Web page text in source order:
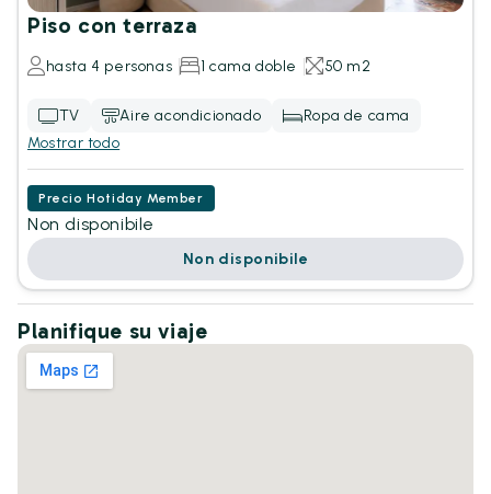
Piso con terraza
hasta 4 personas 1 cama doble 50 m2
TV Aire acondicionado
Ropa de cama
Mostrar todo
Precio Hotiday Member
Non disponibile
Non disponibile
Planifique su viaje